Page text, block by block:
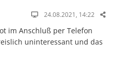
24.08.2021, 14:22
im Anschluß per Telefon
uninteressant und das